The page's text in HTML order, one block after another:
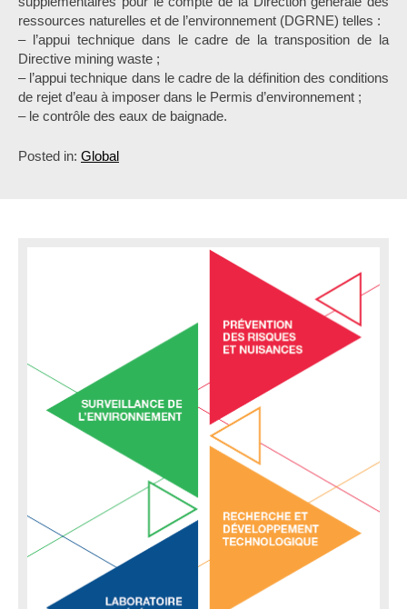
ressources naturelles et de l’environnement (DGRNE) telles :
– l’appui technique dans le cadre de la transposition de la
Directive mining waste ;
– l’appui technique dans le cadre de la définition des conditions
de rejet d’eau à imposer dans le Permis d’environnement ;
– le contrôle des eaux de baignade.
Posted in: Global